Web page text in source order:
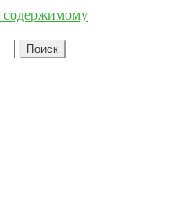
содержимому
Поиск